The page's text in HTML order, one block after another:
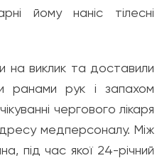
йому наніс тілесні
на виклик та доставили
ранами рук і запахом
чергового лікаря
медперсоналу. Між
під час якої 24-річний